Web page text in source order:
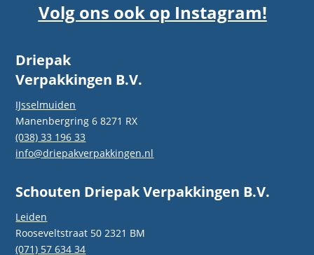
Volg ons ook op Instagram!
Driepak
Verpakkingen B.V.
IJsselmuiden
Manenbergring 6 8271 RX
(038) 33 196 33
info@driepakverpakkingen.nl
Schouten Driepak Verpakkingen B.V.
Leiden
Rooseveltstraat 50 2321 BM
(071) 57 634 34